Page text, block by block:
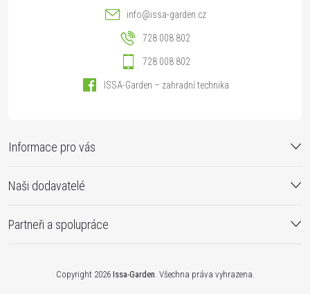
Informace pro vás
info@issa-garden.cz
728 008 802
728 008 802
ISSA-Garden – zahradní technika
Naši dodavatelé
Partneři a spolupráce
Copyright 2026 Issa-Garden . Všechna práva vyhrazena.